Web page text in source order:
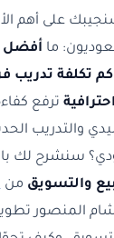
على أهم
ما أفضل
كم تكلفة تدريب
ترفع
والتدريب
سنشرح لك
والتسويق من
المنصور